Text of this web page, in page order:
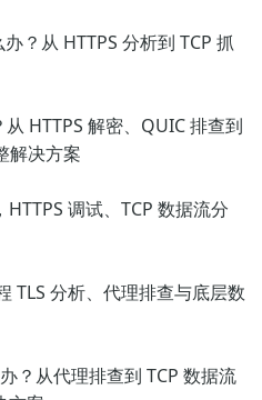
？从 HTTPS 分析到 TCP 抓
HTTPS 解密、QUIC 排查到
解决方案
调试、TCP 数据流分
TLS 分析、代理排查与底层数
？从代理排查到 TCP 数据流